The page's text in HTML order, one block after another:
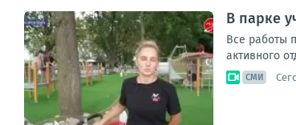
В парке
Все работы
активного
СМИ